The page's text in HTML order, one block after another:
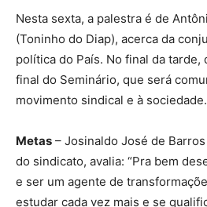
Nesta sexta, a palestra é de
(Toninho do Diap), acerca da
política do País. No final da
final do Seminário, que será
movimento sindical e à sociedade.
Metas – Josinaldo José de
do sindicato, avalia: “Pra bem
e ser um agente de
estudar cada vez mais e se